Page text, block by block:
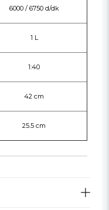
6000 / 6750 d/dk
1 L
1:40
42 cm
25.5 cm